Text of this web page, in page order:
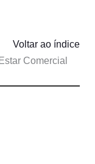
Comercial
Voltar ao índice